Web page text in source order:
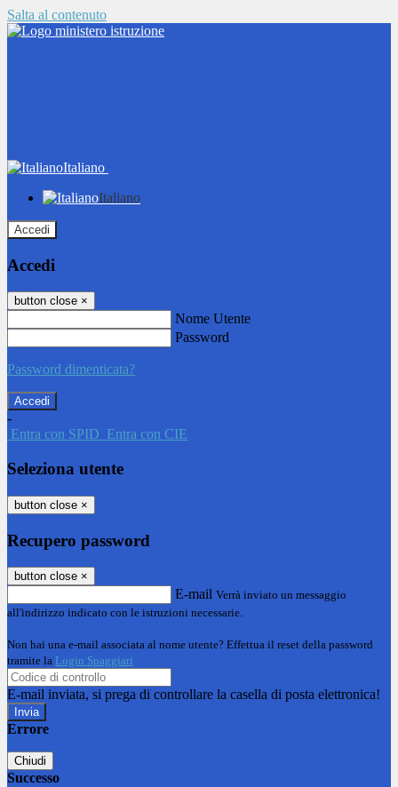
Salta al contenuto
Italiano
Italiano
Accedi
Accedi
button close ×
Nome Utente
Password
Password dimenticata?
-
Entra con SPID Entra con CIE
Seleziona utente
button close ×
Recupero password
button close ×
E-mail Verrà inviato un messaggio
all'indirizzo indicato con le istruzioni necessarie.
Non hai una e-mail associata al nome utente? Effettua il reset della password
tramite la Login Spaggiari
E-mail inviata, si prega di controllare la casella di posta elettronica!
Errore
Chiudi
Successo